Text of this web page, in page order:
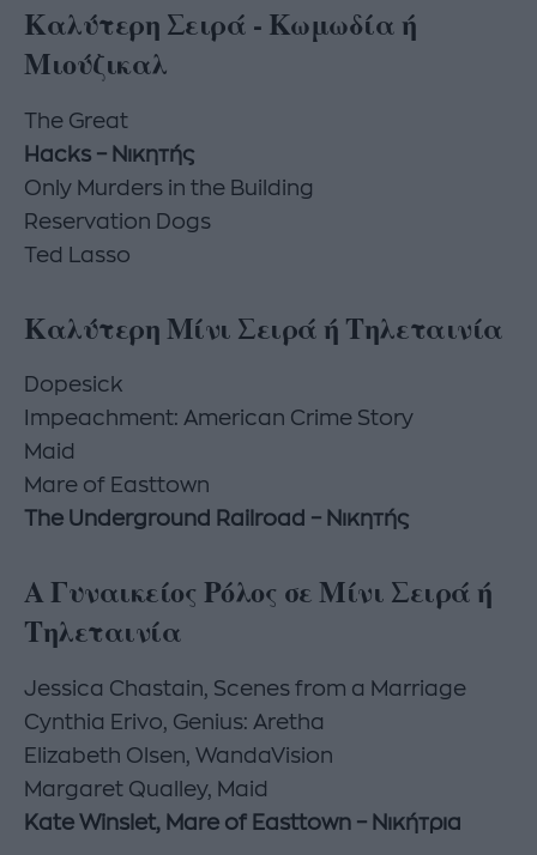
Καλύτερη Σειρά - Κωμωδία ή
Μιούζικαλ
The Great
Hacks – Νικητής
Only Murders in the Building
Reservation Dogs
Ted Lasso
Καλύτερη Μίνι Σειρά ή Τηλεταινία
Dopesick
Impeachment: American Crime Story
Maid
Mare of Easttown
The Underground Railroad – Νικητής
Α Γυναικείος Ρόλος σε Μίνι Σειρά ή
Τηλεταινία
Jessica Chastain, Scenes from a Marriage
Cynthia Erivo, Genius: Aretha
Elizabeth Olsen, WandaVision
Margaret Qualley, Maid
Kate Winslet, Mare of Easttown – Νικήτρια